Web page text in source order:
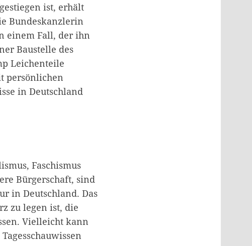
ist, erhält
Bundeskanzlerin
einem Fall, der ihn
Baustelle des
Leichenteile
persönlichen
in Deutschland
Faschismus
Bürgerschaft, sind
in Deutschland. Das
zu legen ist, die
Vielleicht kann